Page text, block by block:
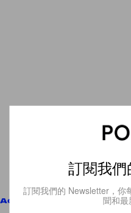
Accessories
訂閱我
訂閱我們的 Newsletter，你
聞和最